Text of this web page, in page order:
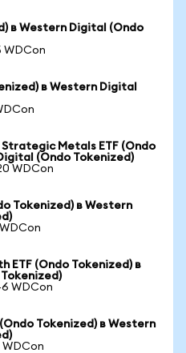
в Western Digital (Ondo
WDCon
в Western Digital
Strategic Metals ETF (Ondo
(Ondo Tokenized)
WDCon
Tokenized) в Western
ETF (Ondo Tokenized) в
WDCon
Tokenized) в Western
WDCon